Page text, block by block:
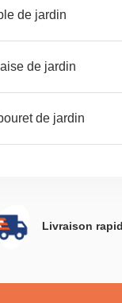
de jardin
de jardin
de jardin
Livraison